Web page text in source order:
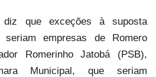
diz que exceções à suposta
empresas de Romero
Romerinho Jatobá (PSB),
Municipal, que seriam